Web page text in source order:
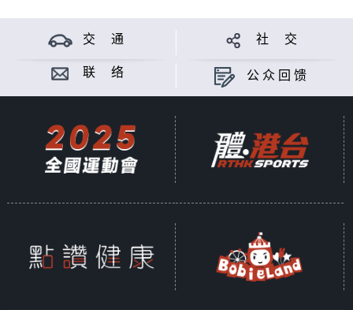
析、数据研究。
三位出身于讲东讲西的青年才隽，实行每个星
期日深夜来个碰撞，以文化及科技角度，加上
什么化学反应？无论你星期日是否失眠，都要
听咗先讲！
交 通 社 交
联 络 公众回馈